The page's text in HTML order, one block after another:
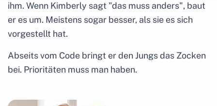
ihm. Wenn Kimberly sagt "das muss anders", baut
er es um. Meistens sogar besser, als sie es sich
vorgestellt hat.
Abseits vom Code bringt er den Jungs das Zocken
bei. Prioritäten muss man haben.